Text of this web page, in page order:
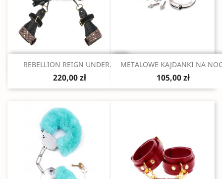
Szybki podgląd
REBELLION REIGN UNDER...
220,00 zł
Szybki podgląd
METALOWE KAJDANKI NA
105,00 zł